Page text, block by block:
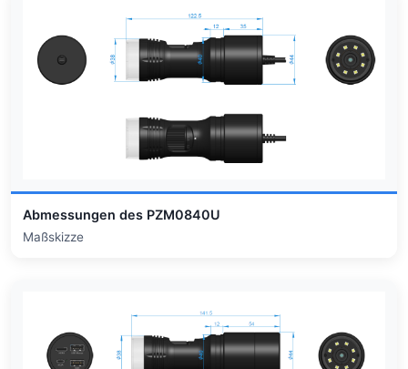
Abmessungen des PZM0840U
Maßskizze